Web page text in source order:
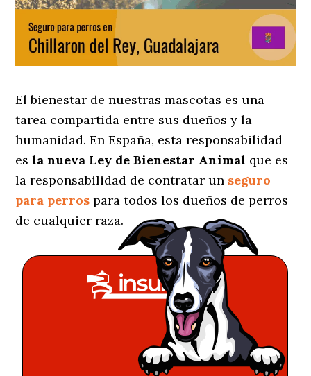
El bienestar de nuestras mascotas es una
tarea compartida entre sus dueños y la
humanidad. En España, esta responsabilidad
esla nueva Ley de Bienestar Animal que es
la responsabilidad de contratar un seguro
para perros para todos los dueños de perros
de cualquier raza.